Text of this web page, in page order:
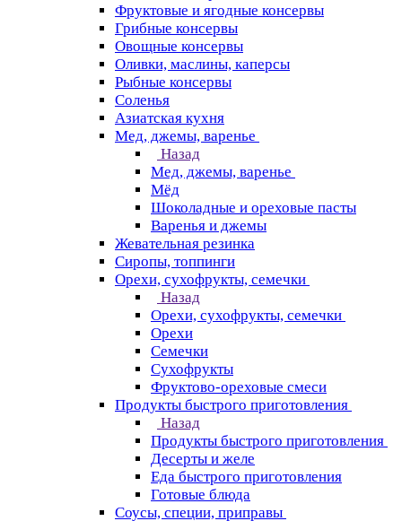
Фруктовые и ягодные консервы
Грибные консервы
Овощные консервы
Оливки, маслины, каперсы
Рыбные консервы
Соленья
Азиатская кухня
Мед, джемы, варенье
Назад
Мед, джемы, варенье
Мёд
Шоколадные и ореховые пасты
Варенья и джемы
Жевательная резинка
Сиропы, топпинги
Орехи, сухофрукты, семечки
Назад
Орехи, сухофрукты, семечки
Орехи
Семечки
Сухофрукты
Фруктово-ореховые смеси
Продукты быстрого приготовления
Назад
Продукты быстрого приготовления
Десерты и желе
Еда быстрого приготовления
Готовые блюда
Соусы, специи, приправы